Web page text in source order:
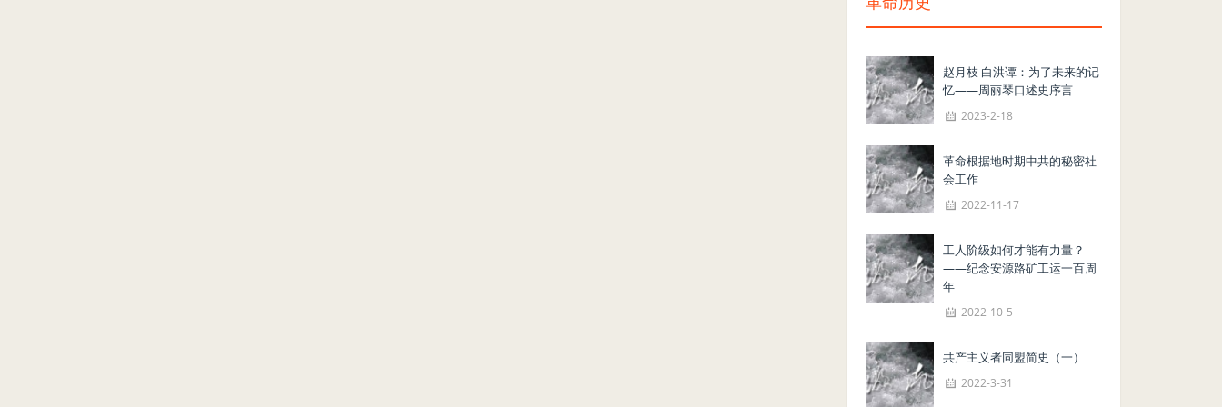
赵月枝 白洪谭：为了未来的记
忆——周丽琴口述史序言
2023-2-18
革命根据地时期中共的秘密社
会工作
2022-11-17
工人阶级如何才能有力量？
——纪念安源路矿工运一百周
年
2022-10-5
共产主义者同盟简史（一）
2022-3-31